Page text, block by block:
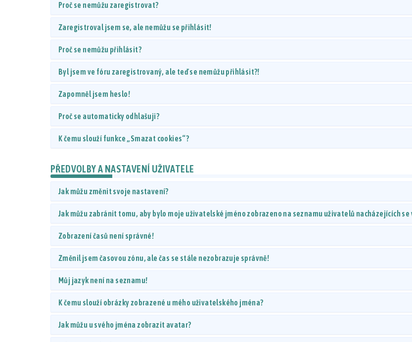
Proč se nemůžu zaregistrovat?
Zaregistroval jsem se, ale nemůžu se přihlásit!
Proč se nemůžu přihlásit?
Byl jsem ve fóru zaregistrovaný, ale teď se nemůžu přihlásit?!
Zapomněl jsem heslo!
Proč se automaticky odhlašuji?
K čemu slouží funkce „Smazat cookies“?
PŘEDVOLBY A NASTAVENÍ UŽIVATELE
Jak můžu změnit svoje nastavení?
Jak můžu zabránit tomu, aby bylo moje uživatelské jméno zobrazeno na seznamu uživatelů nacházejících se
Zobrazení časů není správné!
Změnil jsem časovou zónu, ale čas se stále nezobrazuje správně!
Můj jazyk není na seznamu!
K čemu slouží obrázky zobrazené u mého uživatelského jména?
Jak můžu u svého jména zobrazit avatar?